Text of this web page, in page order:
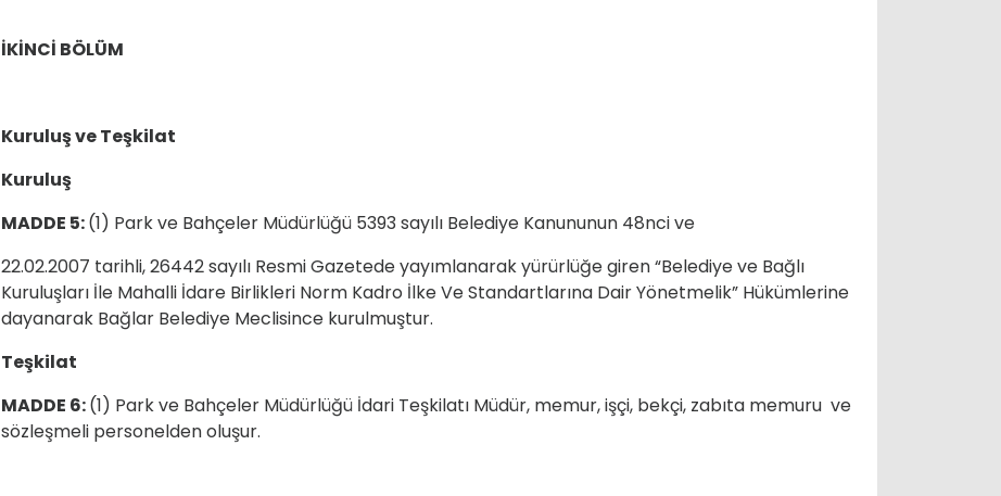
İKİNCİ BÖLÜM
Kuruluş ve Teşkilat
Kuruluş
MADDE 5:(1) Park ve Bahçeler Müdürlüğü 5393 sayılı Belediye Kanununun 48nci ve
22.02.2007 tarihli, 26442 sayılı Resmi Gazetede yayımlanarak yürürlüğe giren “Belediye ve Bağlı
Kuruluşları İle Mahalli İdare Birlikleri Norm Kadro İlke Ve Standartlarına Dair Yönetmelik” Hükümlerine
dayanarak Bağlar Belediye Meclisince kurulmuştur.
Teşkilat
MADDE 6:(1) Park ve Bahçeler Müdürlüğü İdari Teşkilatı Müdür, memur, işçi, bekçi, zabıta memuru ve
sözleşmeli personelden oluşur.